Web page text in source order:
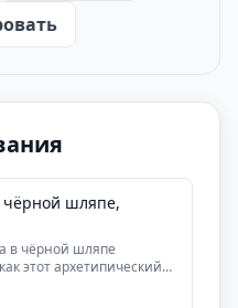
чёрной шляпе,
в чёрной шляпе
этот архетипический